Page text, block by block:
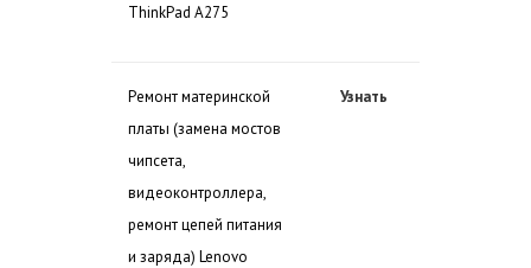
ThinkPad A275
Ремонт материнской
платы (замена мостов
чипсета,
видеоконтроллера,
ремонт цепей питания
и заряда) Lenovo
Узнать